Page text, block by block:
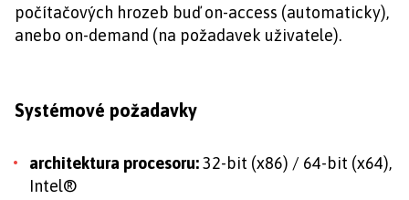
počítačových hrozeb buď on-access (automaticky),
anebo on-demand (na požadavek uživatele).
Systémové požadavky
architektura procesoru:32-bit (x86) / 64-bit (x64),
Intel®